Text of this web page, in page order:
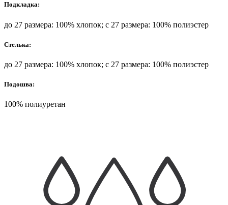
Подкладка:
до 27 размера: 100% хлопок; с 27 размера: 100% полиэстер
Стелька:
до 27 размера: 100% хлопок; с 27 размера: 100% полиэстер
Подошва:
100% полиуретан